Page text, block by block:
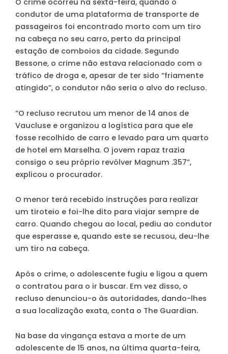
O crime ocorreu na sexta-feira, quando o
condutor de uma plataforma de transporte de
passageiros foi encontrado morto com um tiro
na cabeça no seu carro, perto da principal
estação de comboios da cidade. Segundo
Bessone, o crime não estava relacionado com o
tráfico de droga e, apesar de ter sido “friamente
atingido”, o condutor não seria o alvo do recluso.
“O recluso recrutou um menor de 14 anos de
Vaucluse e organizou a logística para que ele
fosse recolhido de carro e levado para um quarto
de hotel em Marselha. O jovem rapaz trazia
consigo o seu próprio revólver Magnum .357”,
explicou o procurador.
O menor terá recebido instruções para realizar
um tiroteio e foi-lhe dito para viajar sempre de
carro. Quando chegou ao local, pediu ao condutor
que esperasse e, quando este se recusou, deu-lhe
um tiro na cabeça.
Após o crime, o adolescente fugiu e ligou a quem
o contratou para o ir buscar. Em vez disso, o
recluso denunciou-o às autoridades, dando-lhes
a sua localização exata, conta o The Guardian.
Na base da vingança estava a morte de um
adolescente de 15 anos, na última quarta-feira,